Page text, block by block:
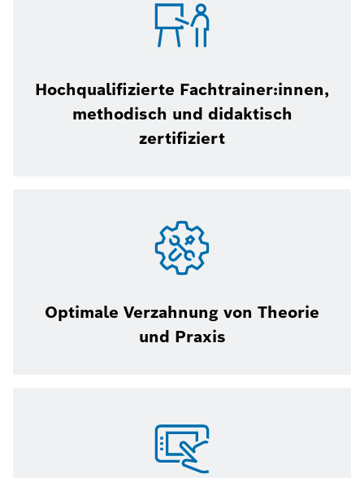
Hochqualifizierte Fachtrainer:innen,
methodisch und didaktisch
zertifiziert
Optimale Verzahnung von Theorie
und Praxis